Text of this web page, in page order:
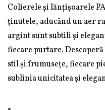
Colierele și lănțișoarele
ținutele, aducând un aer
argint sunt subtili și
fiecare purtare.
stil și frumusețe, fiecare
sublinia unicitatea și